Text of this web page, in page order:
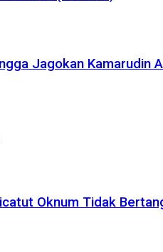
Jagokan Kamarudin
Oknum Tidak